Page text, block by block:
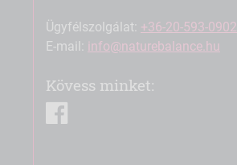
Ügyfélszolgálat: +36-20-593-0902
E-mail: info@naturebalance.hu
Kövess minket: